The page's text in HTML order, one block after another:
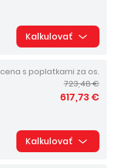
Kalkulovať
cena s poplatkami za os.
723,48 €
617,73 €
Kalkulovať